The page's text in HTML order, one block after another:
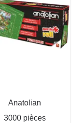
Anatolian
3000 pièces